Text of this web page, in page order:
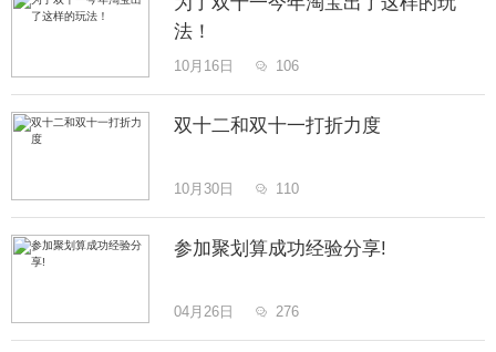
法！
10月16日  106
双十二和双十一打折力度
10月30日  110
参加聚划算成功经验分享!
04月26日  276